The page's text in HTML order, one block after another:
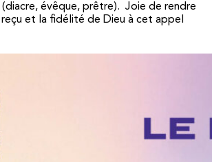
(diacre, évêque, prêtre). Joie de rendre
et la fidélité de Dieu à cet appel